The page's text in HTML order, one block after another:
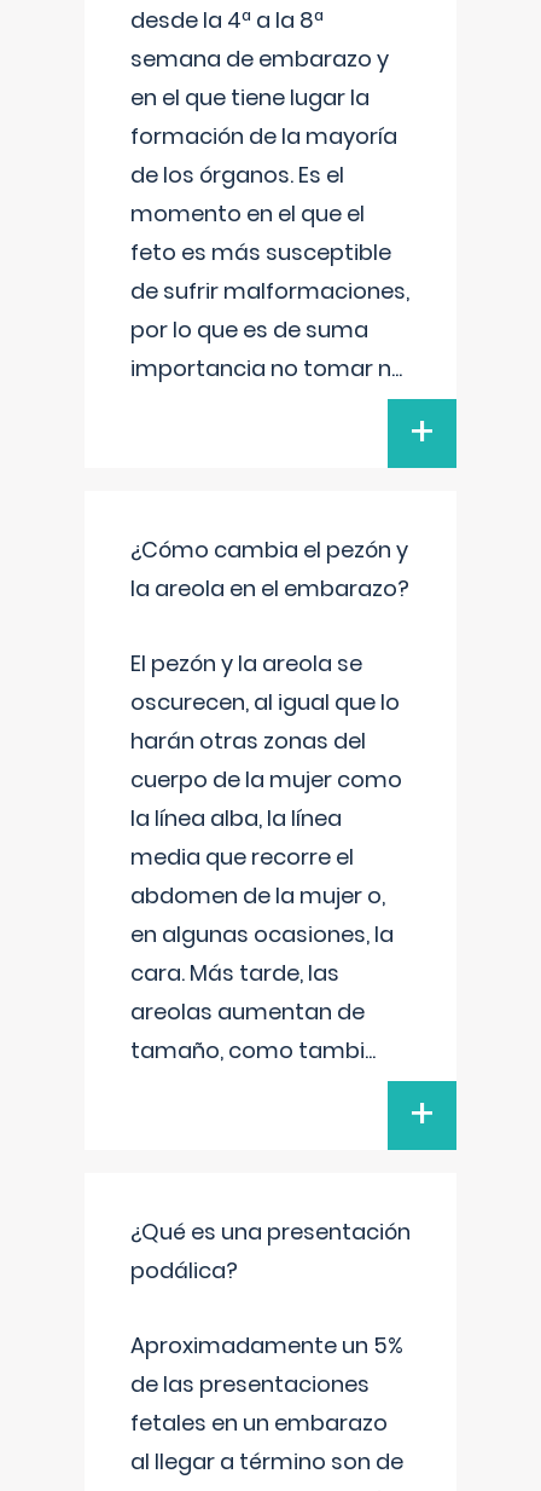
desde la 4ª a la 8ª
semana de embarazo y
en el que tiene lugar la
formación de la mayoría
de los órganos. Es el
momento en el que el
feto es más susceptible
de sufrir malformaciones,
por lo que es de suma
importancia no tomar n...
+
¿Cómo cambia el pezón y
la areola en el embarazo?
El pezón y la areola se
oscurecen, al igual que lo
harán otras zonas del
cuerpo de la mujer como
la línea alba, la línea
media que recorre el
abdomen de la mujer o,
en algunas ocasiones, la
cara. Más tarde, las
areolas aumentan de
tamaño, como tambi...
+
¿Qué es una presentación
podálica?
Aproximadamente un 5%
de las presentaciones
fetales en un embarazo
al llegar a término son de